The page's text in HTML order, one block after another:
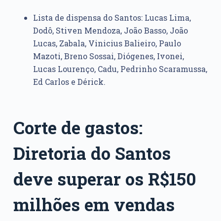
Lista de dispensa do Santos: Lucas Lima,
Dodô, Stiven Mendoza, João Basso, João
Lucas, Zabala, Vinicius Balieiro, Paulo
Mazoti, Breno Sossai, Diógenes, Ivonei,
Lucas Lourenço, Cadu, Pedrinho Scaramussa,
Ed Carlos e Dérick.
Corte de gastos:
Diretoria do Santos
deve superar os R$150
milhões em vendas